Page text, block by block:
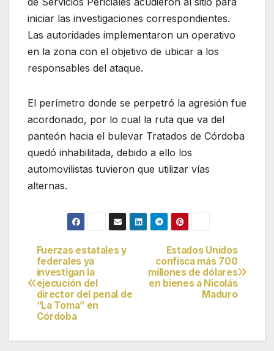
iniciar las investigaciones correspondientes.
Las autoridades implementaron un operativo
en la zona con el objetivo de ubicar a los
responsables del ataque.
El perímetro donde se perpetró la agresión fue
acordonado, por lo cual la ruta que va del
panteón hacia el bulevar Tratados de Córdoba
quedó inhabilitada, debido a ello los
automovilistas tuvieron que utilizar vías
alternas.
Navegación
de
entradas
Estados Unidos
confisca más 700
millones de dólares
en bienes a Nicolás
Maduro
Fuerzas estatales y
federales ya
investigan la
ejecución del
director del penal de
“La Toma” en
Córdoba